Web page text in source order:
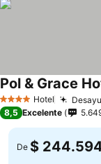
4 EstrellasHotel
Pol & Grace
8,5 Excelente
De $